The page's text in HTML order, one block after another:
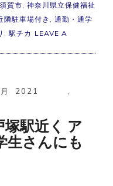
賀市, 神奈川県立保健福祉
隣駐車場付き , 通勤・通学
,駅チカ LEAVE A
,
2021
駅近く ア
生さんにも